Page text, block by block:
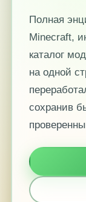
Полная
Minecraft,
каталог
на одной
сохранив